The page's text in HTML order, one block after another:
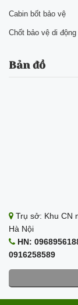
Cabin bốt bảo vệ
Chốt bảo vệ di động
Bản đồ
Trụ sở: Khu CN
Hà Nội
HN:
0916258589